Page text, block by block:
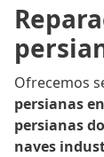
Ofrecemos
persianas
persianas
naves